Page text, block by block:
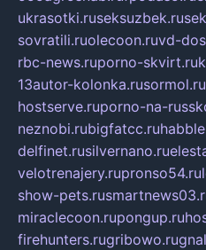
ukrasotki.ruseksuzbek.ru
sovratili.ruolecoon.ruvd-
rbc-news.ruporno-skvirt.ru
13autor-kolonka.rusormol.ru
hostserve.ruporno-na-
neznobi.rubigfatcc.ru
delfinet.rusilvernano.ru
velotrenajery.rupronso54.ru
show-pets.ru
miraclecoon.rupongup.ru
firehunters.rugribowo.ru